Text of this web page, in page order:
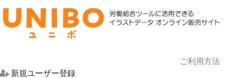
ご利用方法
新規ユーザー登録